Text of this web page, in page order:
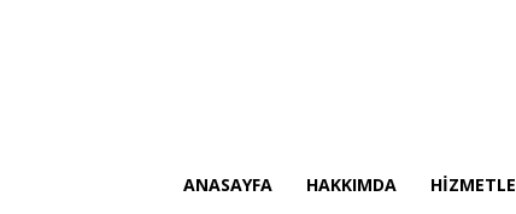
ANASAYFA HAKKIMDA